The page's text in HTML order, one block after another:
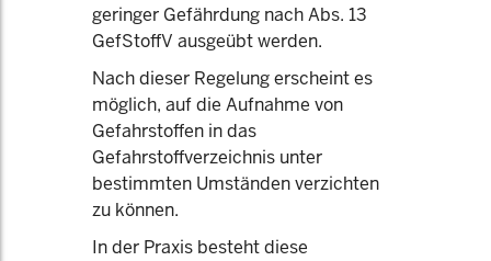
geringer Gefährdung nach Abs. 13
GefStoffV ausgeübt werden.
Nach dieser Regelung erscheint es
möglich, auf die Aufnahme von
Gefahrstoffen in das
Gefahrstoffverzeichnis unter
bestimmten Umständen verzichten
zu können.
In der Praxis besteht diese